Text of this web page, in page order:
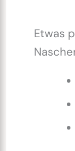
Etwas